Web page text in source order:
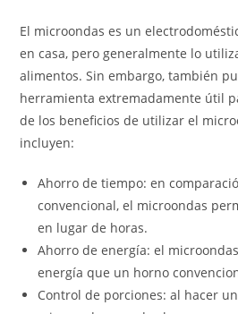
El microondas es un
en casa, pero generalmente lo
alimentos. Sin embargo, también
herramienta extremadamente útil
de los beneficios de utilizar el
incluyen:
Ahorro de tiempo: en
convencional, el microondas
en lugar de horas.
Ahorro de energía: el
energía que un horno
Control de porciones: al hacer